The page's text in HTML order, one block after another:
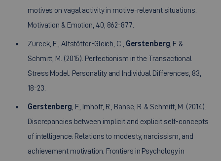
motives on vagal activity in motive-relevant situations.
Motivation & Emotion, 40, 862-877.
Zureck, E., Altstötter-Gleich, C., Gerstenberg , F. &
Schmitt, M. (2015). Perfectionism in the Transactional
Stress Model. Personality and Individual Differences, 83,
18-23.
Gerstenberg , F., Imhoff, R., Banse, R. & Schmitt, M. (2014).
Discrepancies between implicit and explicit self-concepts
of intelligence: Relations to modesty, narcissism, and
achievement motivation. Frontiers in Psychology in